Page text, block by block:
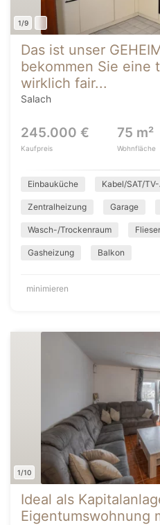
1/9
Das ist unser
bekommen Sie eine
wirklich fair...
Salach
245.000 €
Kaufpreis
75 m²
Wohnfläche
Einbauküche Kabel/SAT/
Zentralheizung Garage
Wasch-/Trockenraum
Gasheizung Balkon
minimieren
1/10
Ideal als
Eigentumswohnung